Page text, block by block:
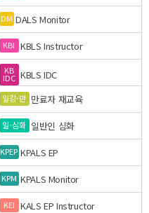
DM DALS Monitor
KBI KBLS Instructor
KB
IDC KBLS IDC
일강-만 만료자 재교육
일-심화 일반인 심화
KPEP KPALS EP
KPM KPALS Monitor
KEI KALS EP Instructor